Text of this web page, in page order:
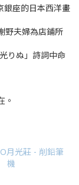
銀座的日本西洋畫
野夫婦為店鋪所
りぬ」詩詞中命
。